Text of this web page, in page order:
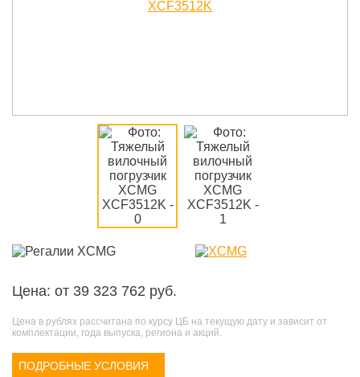
Цена: от 39 323 762 руб.
Цена в рублях рассчитана по курсу ЦБ на текущую дату и зависит от
комплектации, года выпуска, региона и акций.
ПОДРОБНЫЕ УСЛОВИЯ